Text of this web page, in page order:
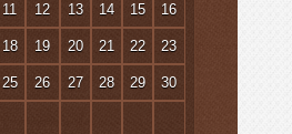
11 12 13 14 15 16
18 19 20 21 22 23
25 26 27 28 29 30